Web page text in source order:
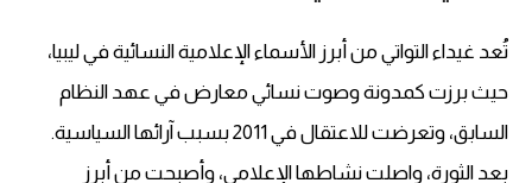
تُعد غيداء التواتي من أبرز الأسماء الإعلامية النسائية في ليبيا،
حيث برزت كمدونة وصوت نسائي معارض في عهد النظام
السابق، وتعرضت للاعتقال في 2011 بسبب آرائها السياسية.
بعد الثورة، واصلت نشاطها الإعلامي، وأصبحت من أبرز